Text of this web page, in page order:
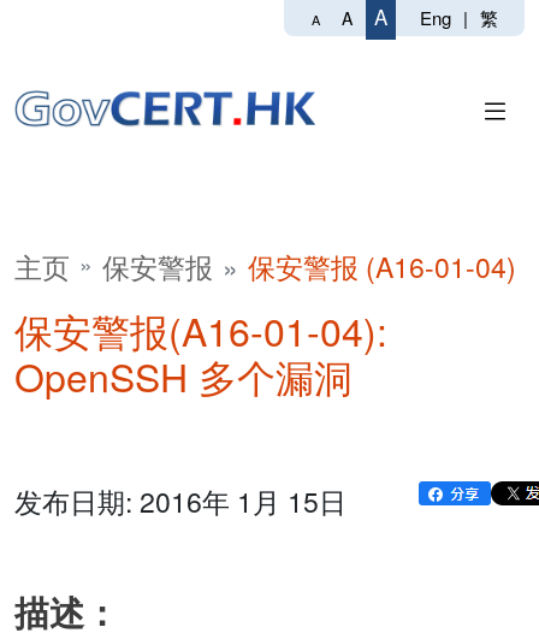
A A A Eng | 繁
主页 保安警报 保安警报 (A16-01-04)
保安警报(A16-01-04):
OpenSSH 多个漏洞
发布日期: 2016年 1月 15日
描述：